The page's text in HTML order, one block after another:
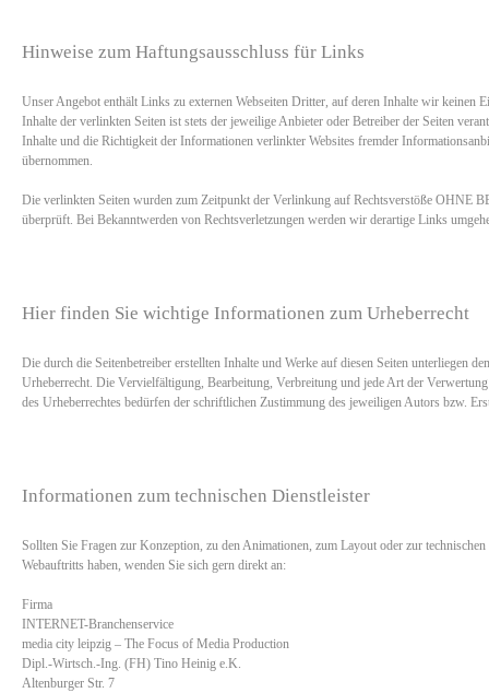
Hinweise zum Haftungsausschluss für Links
Unser Angebot enthält Links zu externen Webseiten Dritter, auf deren Inhalte wir keinen
Inhalte der verlinkten Seiten ist stets der jeweilige Anbieter oder Betreiber der Seiten
Inhalte und die Richtigkeit der Informationen verlinkter Websites fremder
übernommen.
Die verlinkten Seiten wurden zum Zeitpunkt der Verlinkung auf Rechtsverstöße OHNE
überprüft. Bei Bekanntwerden von Rechtsverletzungen werden wir derartige Links
Hier finden Sie wichtige Informationen zum Urheberrecht
Die durch die Seitenbetreiber erstellten Inhalte und Werke auf diesen Seiten unterliegen
Urheberrecht. Die Vervielfältigung, Bearbeitung, Verbreitung und jede Art der
des Urheberrechtes bedürfen der schriftlichen Zustimmung des jeweiligen Autors bzw.
Informationen zum technischen Dienstleister
Sollten Sie Fragen zur Konzeption, zu den Animationen, zum Layout oder zur technischen
Webauftritts haben, wenden Sie sich gern direkt an:
Firma
INTERNET-Branchenservice
media city leipzig – The Focus of Media Production
Dipl.-Wirtsch.-Ing. (FH) Tino Heinig e.K.
Altenburger Str. 7